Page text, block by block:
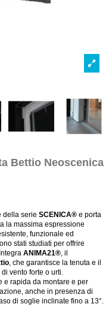
Bettio Neoscenica
della serie SCENICA® e porta
la massima espressione
funzionale ed
stati studiati per offrire
ANIMA21®, il
, che garantisce la tenuta e il
vento forte o urti.
e rapida da montare e per
anche in presenza di
di soglie inclinate fino a 13°.